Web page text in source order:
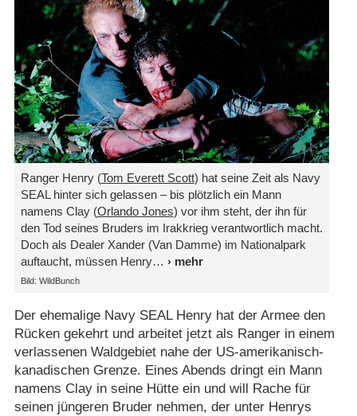
Ranger Henry (Tom Everett Scott) hat seine Zeit als Navy
SEAL hinter sich gelassen – bis plötzlich ein Mann
namens Clay (Orlando Jones) vor ihm steht, der ihn für
den Tod seines Bruders im Irakkrieg verantwortlich macht.
Doch als Dealer Xander (Van Damme) im Nationalpark
auftaucht, müssen Henry
Bild: WildBunch
Der ehemalige Navy SEAL Henry hat der Armee den
Rücken gekehrt und arbeitet jetzt als Ranger in einem
verlassenen Waldgebiet nahe der US-amerikanisch-
kanadischen Grenze. Eines Abends dringt ein Mann
namens Clay in seine Hütte ein und will Rache für
seinen jüngeren Bruder nehmen, der unter Henrys